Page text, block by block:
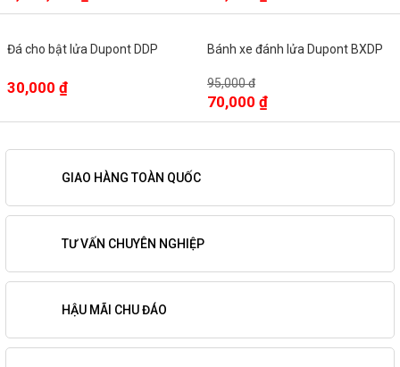
Đá cho bật lửa Dupont DDP
30,000 ₫
Bánh xe đánh lửa Dupont BXDP
95,000 đ
70,000 ₫
GIAO HÀNG TOÀN QUỐC
TƯ VẤN CHUYÊN NGHIỆP
HẬU MÃI CHU ĐÁO